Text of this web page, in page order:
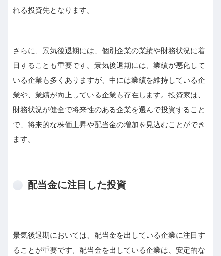
れる投資先となります。
さらに、景気後退期には、個別企業の業績や財務状況に着
目することも重要です。景気後退期には、業績が悪化して
いる企業も多くありますが、中には業績を維持している企
業や、業績が向上している企業も存在します。投資家は、
財務状況が健全で将来性のある企業を選んで投資すること
で、将来的な株価上昇や配当金の増加を見込むことができ
ます。
配当金に注目した投資
景気後退期においては、配当金を出している企業に注目す
ることが重要です。配当金を出している企業は、安定的な